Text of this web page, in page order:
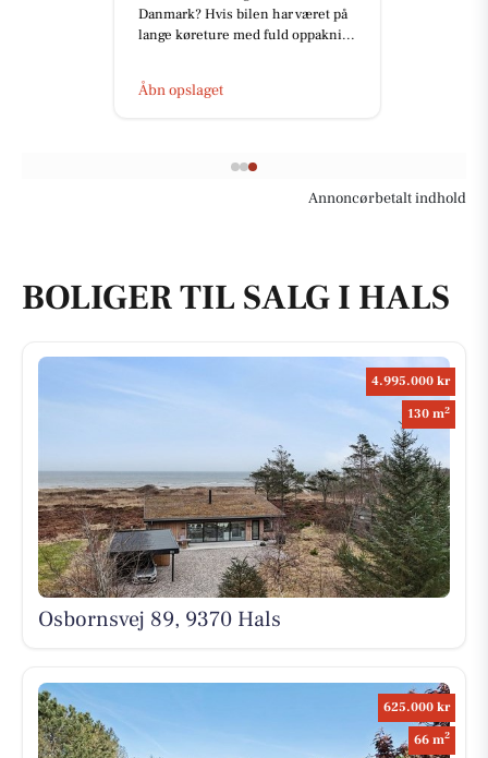
Danmark? Hvis bilen har været på
lange køreture med fuld oppakni...
Åbn opslaget
Annoncørbetalt indhold
BOLIGER TIL SALG I HALS
4.995.000 kr
130 m2
Osbornsvej 89, 9370 Hals
625.000 kr
66 m2